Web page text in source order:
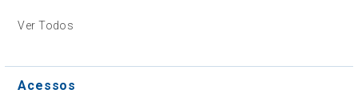
Ver Todos
Acessos